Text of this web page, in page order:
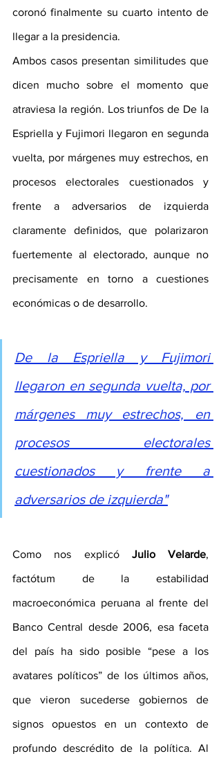
coronó finalmente su cuarto intento de
llegar a la presidencia.
Ambos casos presentan similitudes que
dicen mucho sobre el momento que
atraviesa la región. Los triunfos de De la
Espriella y Fujimori llegaron en segunda
vuelta, por márgenes muy estrechos, en
procesos electorales cuestionados y
frente a adversarios de izquierda
claramente definidos, que polarizaron
fuertemente al electorado, aunque no
precisamente en torno a cuestiones
económicas o de desarrollo.
De la Espriella y Fujimori
llegaron en segunda vuelta, por
márgenes muy estrechos, en
procesos electorales
cuestionados y frente a
adversarios de izquierda"
Como nos explicó Julio Velarde,
factótum de la estabilidad
macroeconómica peruana al frente del
Banco Central desde 2006, esa faceta
del país ha sido posible “pese a los
avatares políticos” de los últimos años,
que vieron sucederse gobiernos de
signos opuestos en un contexto de
profundo descrédito de la política. Al